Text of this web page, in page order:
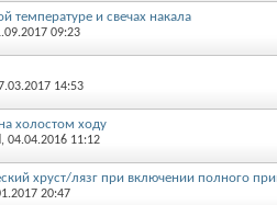
температуре и свечах накала
09:23
14:53
холостом ходу
, 04.04.2016 11:12
хруст/лязг при включении полного
20:47